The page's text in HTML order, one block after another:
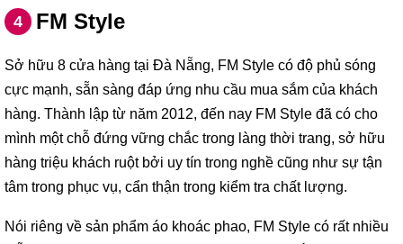
4 FM Style
Sở hữu 8 cửa hàng tại Đà Nẵng, FM Style có độ phủ sóng
cực mạnh, sẵn sàng đáp ứng nhu cầu mua sắm của khách
hàng. Thành lập từ năm 2012, đến nay FM Style đã có cho
mình một chỗ đứng vững chắc trong làng thời trang, sở hữu
hàng triệu khách ruột bởi uy tín trong nghề cũng như sự tận
tâm trong phục vụ, cẩn thận trong kiểm tra chất lượng.
Nói riêng về sản phẩm áo khoác phao, FM Style có rất nhiều